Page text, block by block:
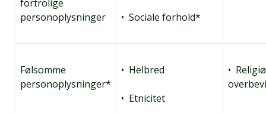
fortrolige
personoplysninger
• Sociale forhold*
Følsomme
personoplysninger*
• Helbred
• Etnicitet
•